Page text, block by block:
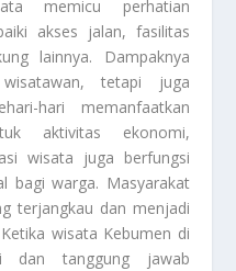
memicu perhatian
akses jalan, fasilitas
lainnya. Dampaknya
tetapi juga
hari memanfaatkan
aktivitas ekonomi,
wisata juga berfungsi
bagi warga. Masyarakat
terjangkau dan menjadi
wisata Kebumen di
dan tanggung jawab